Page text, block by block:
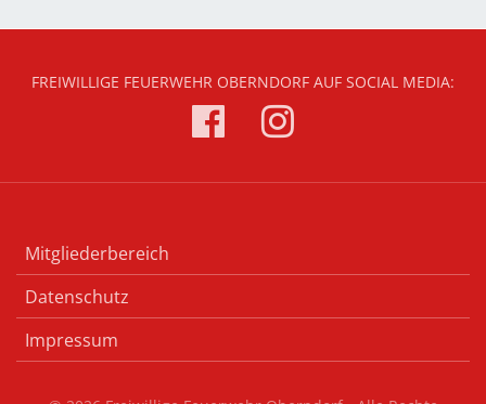
FREIWILLIGE FEUERWEHR OBERNDORF AUF SOCIAL MEDIA:
Mitgliederbereich
Datenschutz
Impressum